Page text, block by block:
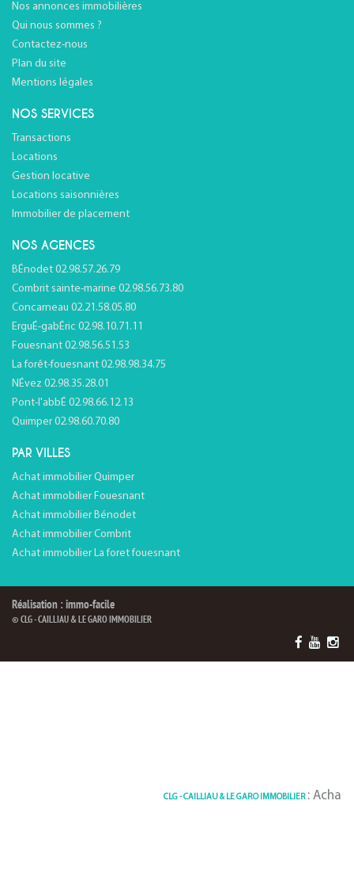
Nos annonces immobilières
Qui nous sommes ?
Contactez-nous
Plan du site
Mentions légales
NOS SERVICES
Transactions
Locations
Gestion locative
Locations saisonnières
Immobilier de placement
NOS AGENCES
BÉnodet 02.98.57.26.79
Combrit sainte-marine 02.98.56.73.80
Concarneau 02.21.58.05.80
ErguÉ-gabÉric 02.98.10.71.11
Fouesnant 02.98.56.51.53
La forêt-fouesnant 02.98.98.34.75
NÉvez 02.98.35.28.01
Pont-l'abbÉ 02.98.66.12.13
Quimper 02.98.60.70.80
PAR VILLES
Achat immobilier Quimper
Achat immobilier Fouesnant
Achat immobilier Bénodet
Achat immobilier Combrit
Achat immobilier La foret fouesnant
Réalisation : immo-facile
© CLG - CAILLIAU & LE GARO IMMOBILIER
CLG - CAILLIAU & LE GARO IMMOBILIER: Achat / Vente